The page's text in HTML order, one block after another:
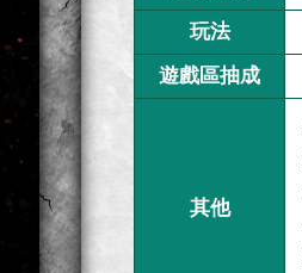
玩法
遊戲區抽成
其他